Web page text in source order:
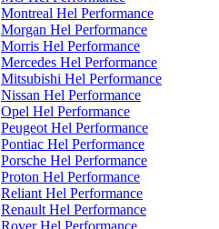
Montreal Hel Performance
Morgan Hel Performance
Morris Hel Performance
Mercedes Hel Performance
Mitsubishi Hel Performance
Nissan Hel Performance
Opel Hel Performance
Peugeot Hel Performance
Pontiac Hel Performance
Porsche Hel Performance
Proton Hel Performance
Reliant Hel Performance
Renault Hel Performance
Rover Hel Performance